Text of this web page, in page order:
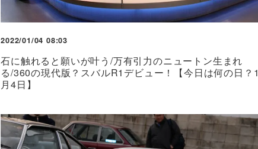
2022/01/04 08:03
石に触れると願いが叶う/万有引力のニュートン生まれ
る/360の現代版？スバルR1デビュー！【今日は何の日？1
月4日】